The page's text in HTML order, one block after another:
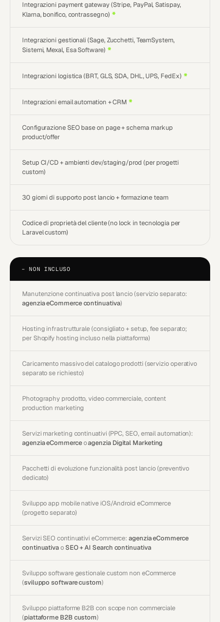
− NON INCLUSO
Manutenzione continuativa post lancio (servizio separato:
agenzia eCommerce continuativa)
Hosting infrastrutturale (consigliato + setup, fee separato;
per Shopify hosting incluso nella piattaforma)
Caricamento massivo del catalogo prodotti (servizio operativo
separato se richiesto)
Integrazioni payment gateway (Stripe, PayPal, Satispay,
Klarna, bonifico, contrassegno) *
Photography prodotto, video commerciale, content
production marketing
Integrazioni gestionali (Sage, Zucchetti, TeamSystem,
Sistemi, Mexal, Esa Software) *
Servizi marketing continuativi (PPC, SEO, email automation):
agenzia eCommerceoagenzia Digital Marketing
Integrazioni logistica (BRT, GLS, SDA, DHL, UPS, FedEx) *
Pacchetti di evoluzione funzionalità post lancio (preventivo
dedicato)
Integrazioni email automation + CRM *
Sviluppo app mobile native iOS/Android eCommerce
(progetto separato)
Configurazione SEO base on page + schema markup
product/offer
Servizi SEO continuativi eCommerce:agenzia eCommerce
continuativaoSEO + AI Search continuativa
Setup CI/CD + ambienti dev/staging/prod (per progetti
custom)
Sviluppo software gestionale custom non eCommerce
(sviluppo software custom)
30 giorni di supporto post lancio + formazione team
Sviluppo piattaforme B2B con scope non commerciale
(piattaforme B2B custom)
Codice di proprietà del cliente (no lock in tecnologia per
Laravel custom)